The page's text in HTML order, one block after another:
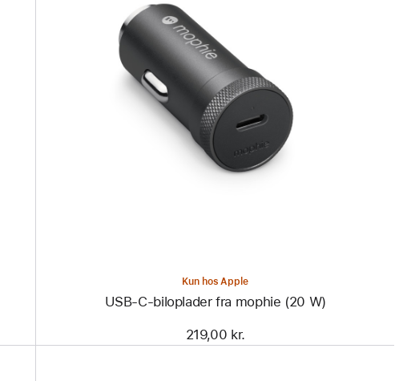
Forrige
Billede
USB-
C-
biloplader
fra
mophie
Kun hos Apple
USB-C-biloplader fra mophie (20 W)
219,00 kr.